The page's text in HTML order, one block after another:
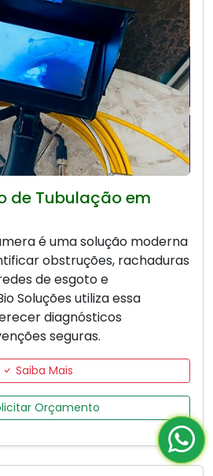
de Tubulação em
é uma solução moderna
obstruções, rachaduras
de esgoto e
Soluções utiliza essa
diagnósticos
seguras.
Saiba Mais
Orçamento